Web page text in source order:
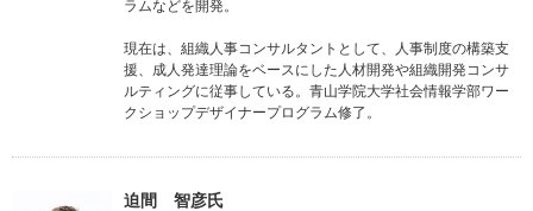
ラムなどを開発。
現在は、組織人事コンサルタントとして、人事制度の構築支
援、成人発達理論をベースにした人材開発や組織開発コンサ
ルティングに従事している。青山学院大学社会情報学部ワー
クショップデザイナープログラム修了。
迫間 智彦氏